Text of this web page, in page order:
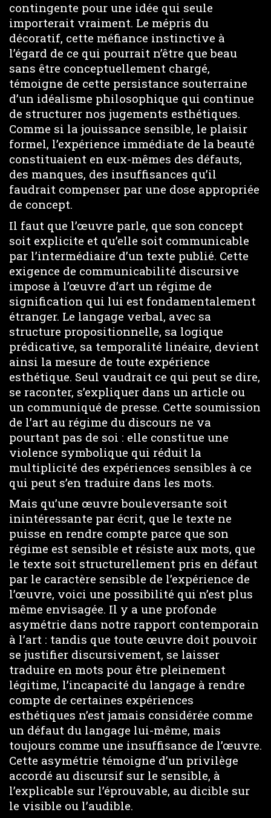
contingente pour une idée qui seule
importerait vraiment. Le mépris du
décoratif, cette méfiance instinctive à
l’égard de ce qui pourrait n’être que beau
sans être conceptuellement chargé,
témoigne de cette persistance souterraine
d’un idéalisme philosophique qui continue
de structurer nos jugements esthétiques.
Comme si la jouissance sensible, le plaisir
formel, l’expérience immédiate de la beauté
constituaient en eux-mêmes des défauts,
des manques, des insuffisances qu’il
faudrait compenser par une dose appropriée
de concept.
Il faut que l’œuvre parle, que son concept
soit explicite et qu’elle soit communicable
par l’intermédiaire d’un texte publié. Cette
exigence de communicabilité discursive
impose à l’œuvre d’art un régime de
signification qui lui est fondamentalement
étranger. Le langage verbal, avec sa
structure propositionnelle, sa logique
prédicative, sa temporalité linéaire, devient
ainsi la mesure de toute expérience
esthétique. Seul vaudrait ce qui peut se dire,
se raconter, s’expliquer dans un article ou
un communiqué de presse. Cette soumission
de l’art au régime du discours ne va
pourtant pas de soi : elle constitue une
violence symbolique qui réduit la
multiplicité des expériences sensibles à ce
qui peut s’en traduire dans les mots.
Mais qu’une œuvre bouleversante soit
inintéressante par écrit, que le texte ne
puisse en rendre compte parce que son
régime est sensible et résiste aux mots, que
le texte soit structurellement pris en défaut
par le caractère sensible de l’expérience de
l’œuvre, voici une possibilité qui n’est plus
même envisagée. Il y a une profonde
asymétrie dans notre rapport contemporain
à l’art : tandis que toute œuvre doit pouvoir
se justifier discursivement, se laisser
traduire en mots pour être pleinement
légitime, l’incapacité du langage à rendre
compte de certaines expériences
esthétiques n’est jamais considérée comme
un défaut du langage lui-même, mais
toujours comme une insuffisance de l’œuvre.
Cette asymétrie témoigne d’un privilège
accordé au discursif sur le sensible, à
l’explicable sur l’éprouvable, au dicible sur
le visible ou l’audible.